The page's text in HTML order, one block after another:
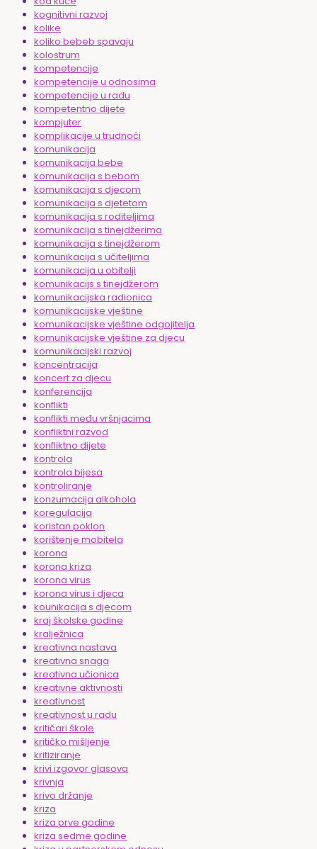
kognitivni razvoj
kolike
koliko bebeb spavaju
kolostrum
kompetencije
kompetencije u odnosima
kompetencije u radu
kompetentno dijete
kompjuter
komplikacije u trudnoći
komunikacija
komunikacija bebe
komunikacija s bebom
komunikacija s djecom
komunikacija s djetetom
komunikacija s roditeljima
komunikacija s tinejdžerima
komunikacija s tinejdžerom
komunikacija s učiteljima
komunikacija u obitelji
komunikacijs s tinejdžerom
komunikacijska radionica
komunikacijske vještine
komunikacijske vještine odgojitelja
komunikacijske vještine za djecu
komunikacijski razvoj
koncentracija
koncert za djecu
konferencija
konflikti
konflikti među vršnjacima
konfliktni razvod
konfliktno dijete
kontrola
kontrola bijesa
kontroliranje
konzumacija alkohola
koregulacija
koristan poklon
korištenje mobitela
korona
korona kriza
korona virus
korona virus i djeca
kounikacija s djecom
kraj školske godine
kralježnica
kreativna nastava
kreativna snaga
kreativna učionica
kreativne aktivnosti
kreativnost
kreativnost u radu
kritičari škole
kritičko mišljenje
kritiziranje
krivi izgovor glasova
krivnja
krivo držanje
kriza
kriza prve godine
kriza sedme godine